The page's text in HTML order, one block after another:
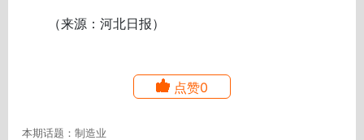
（来源：河北日报）
点赞0
本期话题：制造业